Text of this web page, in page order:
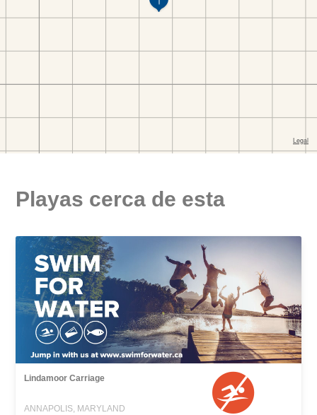
Playas cerca de esta
Lindamoor Carriage
ANNAPOLIS, MARYLAND